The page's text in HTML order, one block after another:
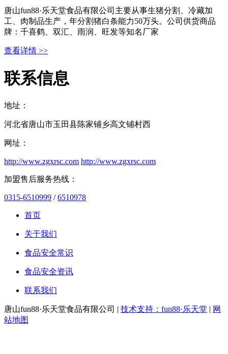
唐山fun88·乐天堂食品有限公司主要从事生猪分割、冷藏加
工、肉制品生产，年分割猪白条能力50万头。公司供货商品
牌：千喜鹤、双汇、雨润、旺发等知名厂家
查看详情 >>
联系信息
地址：
河北省唐山市玉田县陈家铺乡高文铺村西
网址：
http://www.zgxrsc.com http://www.zgxrsc.com
加盟售后服务热线：
0315-6510999 /6510978
首页
关于我们
食品安全常识
食品安全资讯
联系我们
唐山fun88·乐天堂食品有限公司 | 技术支持：fun88·乐天堂 | 网
站地图